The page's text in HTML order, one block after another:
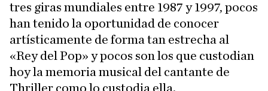
tres giras mundiales entre 1987 y 1997, pocos
han tenido la oportunidad de conocer
artísticamente de forma tan estrecha al
«Rey del Pop» y pocos son los que custodian
hoy la memoria musical del cantante de
Thriller como lo custodia ella.